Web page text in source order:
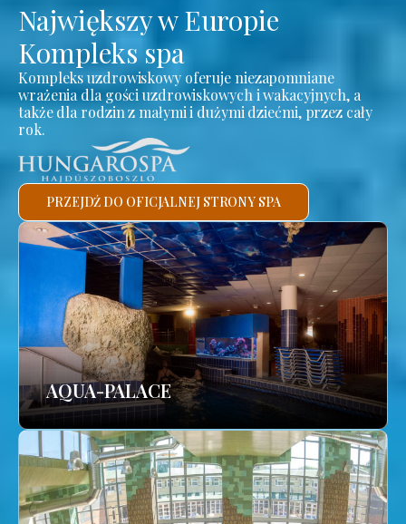
Największy w Europie
Kompleks spa
Kompleks uzdrowiskowy oferuje niezapomniane
wrażenia dla gości uzdrowiskowych i wakacyjnych, a
także dla rodzin z małymi i dużymi dziećmi, przez cały
rok.
PRZEJDŹ DO OFICJALNEJ STRONY SPA
AQUA-PALACE